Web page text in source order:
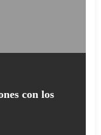
con los